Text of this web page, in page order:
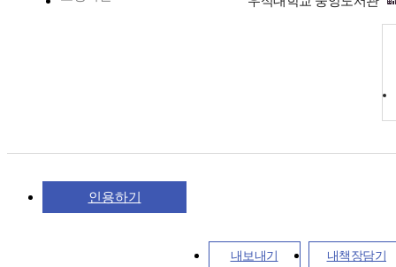
인용하기
내보내기 내책장담기